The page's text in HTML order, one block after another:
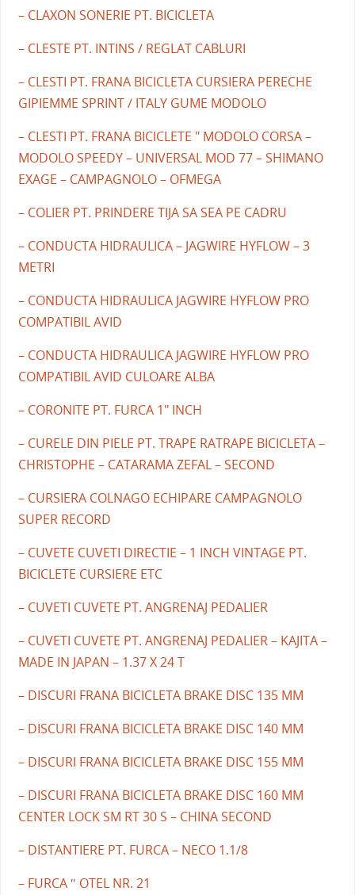
– CLAXON SONERIE PT. BICICLETA
– CLESTE PT. INTINS / REGLAT CABLURI
– CLESTI PT. FRANA BICICLETA CURSIERA PERECHE
GIPIEMME SPRINT / ITALY GUME MODOLO
– CLESTI PT. FRANA BICICLETE " MODOLO CORSA –
MODOLO SPEEDY – UNIVERSAL MOD 77 – SHIMANO
EXAGE – CAMPAGNOLO – OFMEGA
– COLIER PT. PRINDERE TIJA SA SEA PE CADRU
– CONDUCTA HIDRAULICA – JAGWIRE HYFLOW – 3
METRI
– CONDUCTA HIDRAULICA JAGWIRE HYFLOW PRO
COMPATIBIL AVID
– CONDUCTA HIDRAULICA JAGWIRE HYFLOW PRO
COMPATIBIL AVID CULOARE ALBA
– CORONITE PT. FURCA 1" INCH
– CURELE DIN PIELE PT. TRAPE RATRAPE BICICLETA –
CHRISTOPHE – CATARAMA ZEFAL – SECOND
– CURSIERA COLNAGO ECHIPARE CAMPAGNOLO
SUPER RECORD
– CUVETE CUVETI DIRECTIE – 1 INCH VINTAGE PT.
BICICLETE CURSIERE ETC
– CUVETI CUVETE PT. ANGRENAJ PEDALIER
– CUVETI CUVETE PT. ANGRENAJ PEDALIER – KAJITA –
MADE IN JAPAN – 1.37 X 24 T
– DISCURI FRANA BICICLETA BRAKE DISC 135 MM
– DISCURI FRANA BICICLETA BRAKE DISC 140 MM
– DISCURI FRANA BICICLETA BRAKE DISC 155 MM
– DISCURI FRANA BICICLETA BRAKE DISC 160 MM
CENTER LOCK SM RT 30 S – CHINA SECOND
– DISTANTIERE PT. FURCA – NECO 1.1/8
– FURCA ″ OTEL NR. 21